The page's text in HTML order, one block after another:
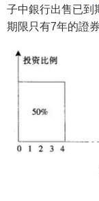
子中銀行出售已到
期限只有7年的證